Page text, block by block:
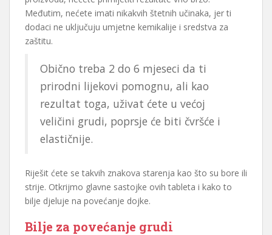
Međutim, nećete imati nikakvih štetnih učinaka, jer ti
dodaci ne uključuju umjetne kemikalije i sredstva za
zaštitu.
Obično treba 2 do 6 mjeseci da ti
prirodni lijekovi pomognu, ali kao
rezultat toga, uživat ćete u većoj
veličini grudi, poprsje će biti čvršće i
elastičnije.
Riješit ćete se takvih znakova starenja kao što su bore ili
strije. Otkrijmo glavne sastojke ovih tableta i kako to
bilje djeluje na povećanje dojke.
Bilje za povećanje grudi